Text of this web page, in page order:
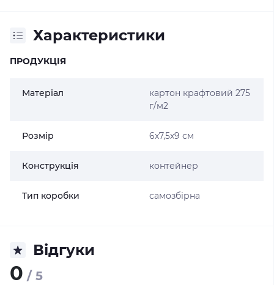
Характеристики
ПРОДУКЦІЯ
Матеріал
картон крафтовий 275
г/м2
Розмір 6х7,5х9 см
Конструкція контейнер
Тип коробки самозбірна
Відгуки
0 / 5